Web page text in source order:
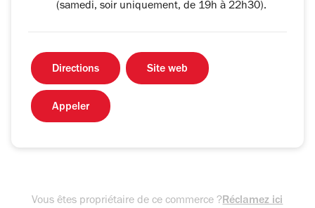
(samedi, soir uniquement, de 19h à 22h30).
Directions Site web
Appeler
Vous êtes propriétaire de ce commerce ?Réclamez ici